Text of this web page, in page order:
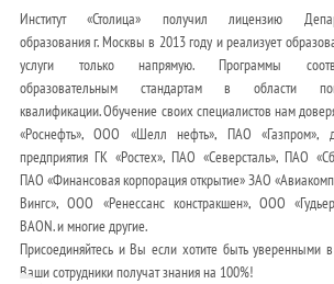
Институт «Столица» получил лицензию
образования г. Москвы в 2013 году и реализует
услуги только напрямую. Программы
образовательным стандартам в области
квалификации. Обучение своих специалистов нам
«Роснефть», ООО «Шелл нефть», ПАО «Газпром»,
предприятия ГК «Ростех», ПАО «Северсталь», ПАО
ПАО «Финансовая корпорация открытие» ЗАО
Вингс», ООО «Ренессанс констракшен», ООО
BAON. и многие другие.
Присоединяйтесь и Вы если хотите быть уверенными
Ваши сотрудники получат знания на 100%!